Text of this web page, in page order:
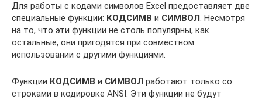
Для работы с кодами символов Excel предоставляет две
специальные функции: КОДСИМВ и СИМВОЛ. Несмотря
на то, что эти функции не столь популярны, как
остальные, они пригодятся при совместном
использовании с другими функциями.
Функции КОДСИМВ и СИМВОЛ работают только со
строками в кодировке ANSI. Эти функции не будут